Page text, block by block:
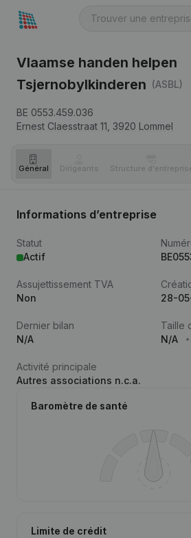
Vlaamse handen helpen
Tsjernobylkinderen (ASBL)
BE 0553.459.036
Ernest Claesstraat 11, 3920 Lommel
Général Dirigeants Structure
Informations d’entreprise
Statut
Actif
Assujettissement TVA
Non
28-
Dernier bilan
N/A
Taille
N/A
Activité principale
Autres associations n.c.a.
Baromètre de santé
Limite de crédit